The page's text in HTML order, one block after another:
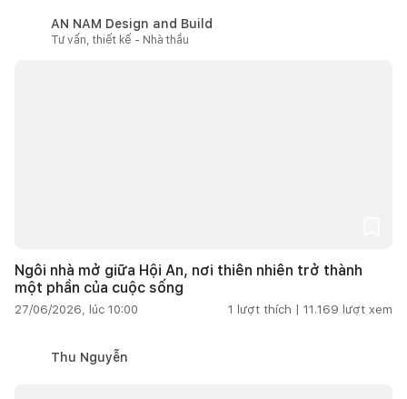
AN NAM Design and Build
Tư vấn, thiết kế - Nhà thầu
Ngôi nhà mở giữa Hội An, nơi thiên nhiên trở thành
một phần của cuộc sống
27/06/2026, lúc 10:00 1 lượt thích | 11.169 lượt xem
Thu Nguyễn